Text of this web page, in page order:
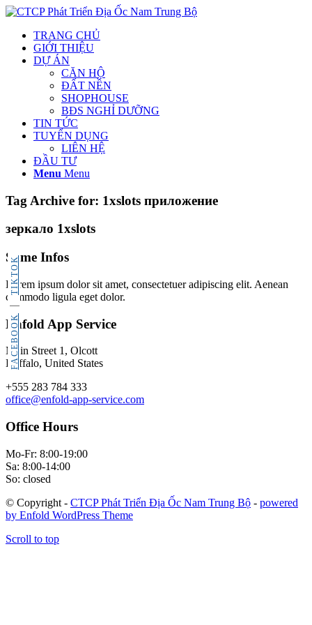
FACEBOOK
TIKTOK
TRANG CHỦ
GIỚI THIỆU
DỰ ÁN
CĂN HỘ
ĐẤT NỀN
SHOPHOUSE
BĐS NGHỈ DƯỠNG
TIN TỨC
TUYỂN DỤNG
LIÊN HỆ
ĐẦU TƯ
Menu Menu
Tag Archive for: 1xslots приложение
зеркало 1xslots
Some Infos
Lorem ipsum dolor sit amet, consectetuer adipiscing elit. Aenean
commodo ligula eget dolor.
Enfold App Service
Main Street 1, Olcott
Buffalo, United States
+555 283 784 333
office@enfold-app-service.com
Office Hours
Mo-Fr: 8:00-19:00
Sa: 8:00-14:00
So: closed
© Copyright - CTCP Phát Triển Địa Ốc Nam Trung Bộ - powered
by Enfold WordPress Theme
Scroll to top